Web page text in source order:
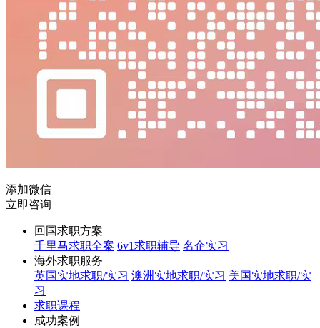
添加微信
立即咨询
回国求职方案
千里马求职全案 6v1求职辅导 名企实习
海外求职服务
英国实地求职/实习 澳洲实地求职/实习 美国实地求职/实
习
求职课程
成功案例